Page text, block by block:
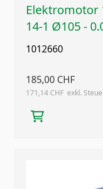
Elektromotor
14-1 Ø105 -
1012660
185,00 CHF
171,14 CHF